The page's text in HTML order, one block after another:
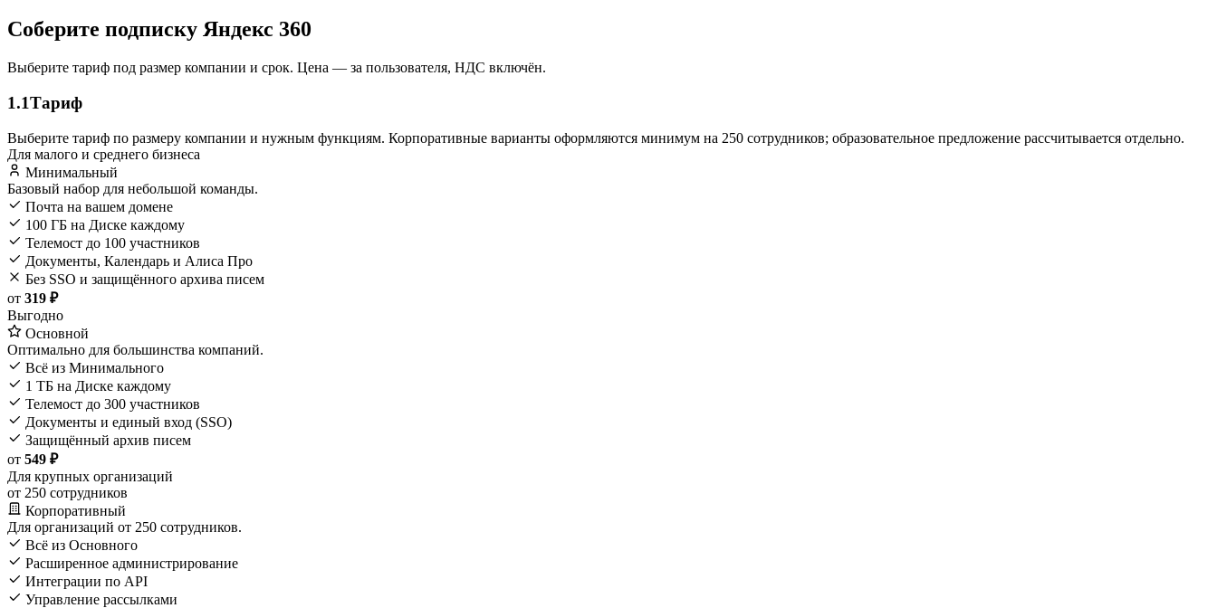
Соберите подписку Яндекс 360
Выберите тариф под размер компании и срок. Цена — за пользователя, НДС включён.
1.1Тариф
Выберите тариф по размеру компании и нужным функциям. Корпоративные варианты оформляются минимум на 250 сотрудников; образовательное предложение рассчитывается отдельно.
Для малого и среднего бизнеса
Минимальный
Базовый набор для небольшой команды.
Почта на вашем домене
100 ГБ на Диске каждому
Телемост до 100 участников
Документы, Календарь и Алиса Про
Без SSO и защищённого архива писем
от 319 ₽
Выгодно
Основной
Оптимально для большинства компаний.
Всё из Минимального
1 ТБ на Диске каждому
Телемост до 300 участников
Документы и единый вход (SSO)
Защищённый архив писем
от 549 ₽
Для крупных организаций
от 250 сотрудников
Корпоративный
Для организаций от 250 сотрудников.
Всё из Основного
Расширенное администрирование
Интеграции по API
Управление рассылками